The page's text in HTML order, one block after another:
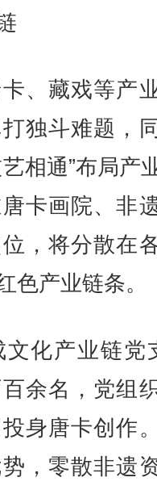
藏戏等产
独斗难题，
相通”布局产
卡画院、非
，将分散在
色产业链条。
化产业链党
余名，党组
身唐卡创作
，零散非遗